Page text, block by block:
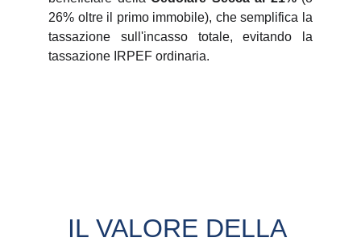
26% oltre il primo immobile), che semplifica la
tassazione sull'incasso totale, evitando la
tassazione IRPEF ordinaria.
IL VALORE DELLA